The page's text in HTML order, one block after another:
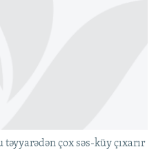
çox səs-küy çıxarır